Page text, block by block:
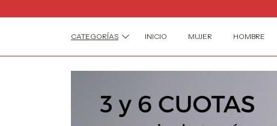
CATEGORÍAS INICIO MUJER HOMBRE